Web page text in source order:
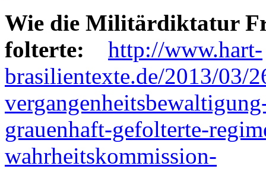
Wie die Militärdiktatur
folterte:
http://www.hart-
brasilientexte.de/2013/03/
grauenhaft-gefolterte-
wahrheitskommission-